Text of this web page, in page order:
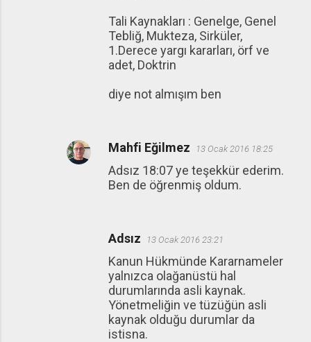
Tali Kaynakları : Genelge, Genel
Tebliğ, Mukteza, Sirküler,
1.Derece yargı kararları, örf ve
adet, Doktrin
diye not almışım ben
Mahfi Eğilmez 13 Ocak 2016 18:25
Adsız 18:07 ye teşekkür ederim.
Ben de öğrenmiş oldum.
Adsız 13 Ocak 2016 23:21
Kanun Hükmünde Kararnameler
yalnızca olağanüstü hal
durumlarında asli kaynak.
Yönetmeliğin ve tüzüğün asli
kaynak olduğu durumlar da
istisna.